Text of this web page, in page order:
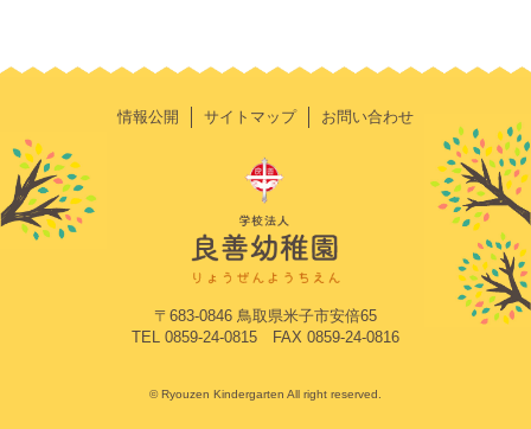
情報公開 サイトマップ お問い合わせ
〒683-0846 鳥取県米子市安倍65
TEL 0859-24-0815 FAX 0859-24-0816
© Ryouzen Kindergarten All right reserved.